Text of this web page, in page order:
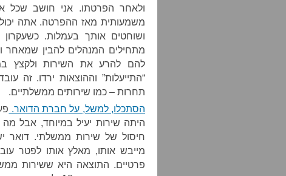
ולאחר הפרטתו. אני חושב שכל
משמעותית מאז ההפרטה. אתה
ושוחטים אותך בעמלות.
מתחילים המנהלים להבין שמאחר
להם להרע את השירות ולקצץ
“התייעלות” וההוצאות ירדו. זה
תחרות – כמו שירותים ממשלתיים.
הסתכלו, למשל, על חברת הדואר.
היתה שירות יעיל במיוחד, אבל
חיסול של שירות ממשלתי. דואר
מייבש אותו, מאלץ אותו לפטר
פרטיים. התוצאה היא ששירות